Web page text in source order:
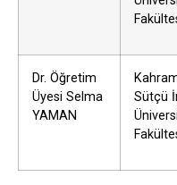
Dr. Öğretim
Üyesi Selma
YAMAN
Sütçü